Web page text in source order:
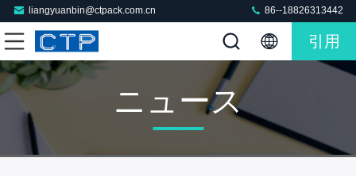
liangyuanbin@ctpack.com.cn 86--18826313442
引用
ニュース